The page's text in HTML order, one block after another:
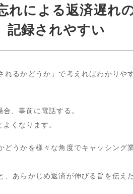
れによる返済遅れ
記録されやすい
れるかどうか」で考えればわかりや
、事前に電話する。
くなります。
どうかを様々な角度でキャッシング
、あらかじめ返済が伸びる旨を伝え